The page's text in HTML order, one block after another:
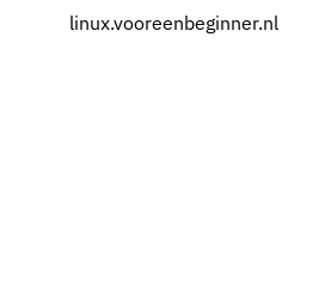
linux.vooreenbeginner.nl